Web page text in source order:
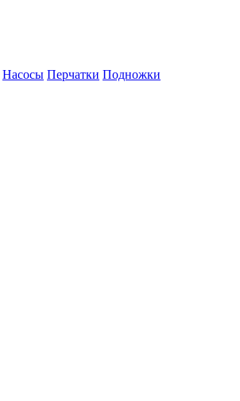
Насосы Перчатки Подножки